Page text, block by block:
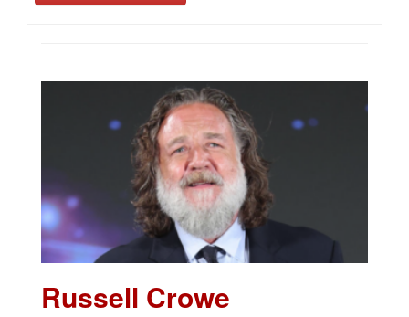
Russell Crowe